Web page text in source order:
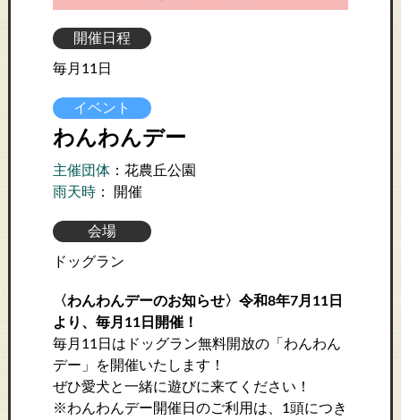
開催日程
毎月11日
イベント
わんわんデー
主催団体：花農丘公園
雨天時： 開催
会場
ドッグラン
〈わんわんデーのお知らせ〉令和8年7月11日
より、毎月11日開催！
毎月11日はドッグラン無料開放の「わんわん
デー」を開催いたします！
ぜひ愛犬と一緒に遊びに来てください！
※わんわんデー開催日のご利用は、1頭につき